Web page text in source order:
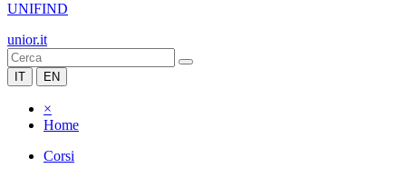
UNIFIND
unior.it
IT EN
×
Home
Corsi